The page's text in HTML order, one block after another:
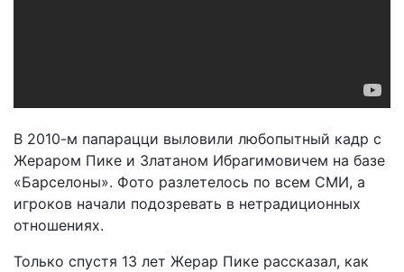
В 2010-м папарацци выловили любопытный кадр с
Жераром Пике и Златаном Ибрагимовичем на базе
«Барселоны». Фото разлетелось по всем СМИ, а
игроков начали подозревать в нетрадиционных
отношениях.
Только спустя 13 лет Жерар Пике рассказал, как